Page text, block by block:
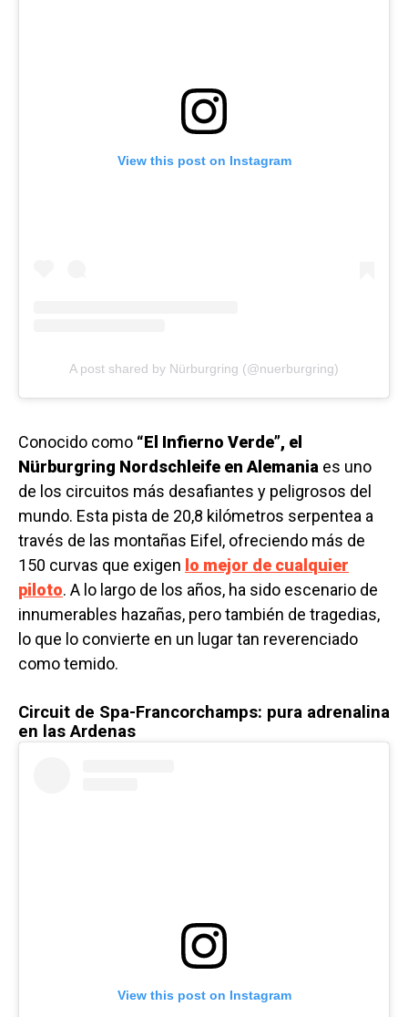
View this post on Instagram
A post shared by Nürburgring (@nuerburgring)
Conocido como “El Infierno Verde”, el
Nürburgring Nordschleife en Alemania es uno
de los circuitos más desafiantes y peligrosos del
mundo. Esta pista de 20,8 kilómetros serpentea a
través de las montañas Eifel, ofreciendo más de
150 curvas que exigen lo mejor de cualquier
piloto. A lo largo de los años, ha sido escenario de
innumerables hazañas, pero también de tragedias,
lo que lo convierte en un lugar tan reverenciado
como temido.
Circuit de Spa-Francorchamps: pura adrenalina
en las Ardenas
View this post on Instagram